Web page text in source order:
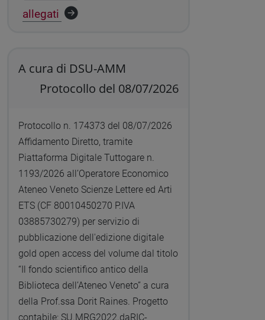
allegati
A cura di DSU-AMM
Protocollo del 08/07/2026
Protocollo n. 174373 del 08/07/2026
Affidamento Diretto, tramite
Piattaforma Digitale Tuttogare n.
1193/2026 all’Operatore Economico
Ateneo Veneto Scienze Lettere ed Arti
ETS (CF 80010450270 P.IVA
03885730279) per servizio di
pubblicazione dell'edizione digitale
gold open access del volume dal titolo
“Il fondo scientifico antico della
Biblioteca dell’Ateneo Veneto” a cura
della Prof.ssa Dorit Raines. Progetto
contabile: SU.MRG2022.daRIC-